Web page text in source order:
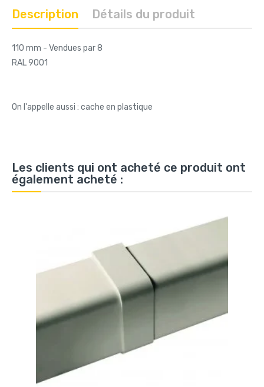
Description Détails du produit
110 mm - Vendues par 8
RAL 9001
On l'appelle aussi : cache en plastique
Les clients qui ont acheté ce produit ont
également acheté :